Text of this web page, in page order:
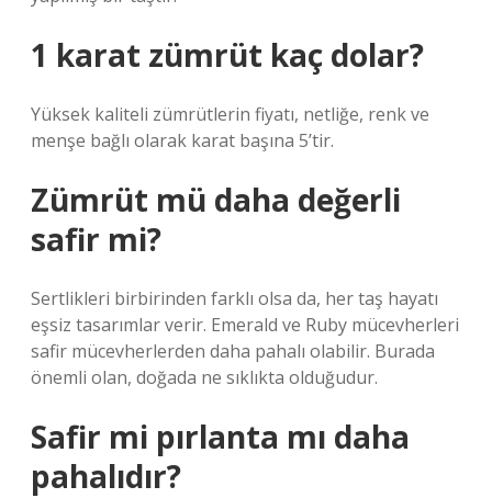
1 karat zümrüt kaç dolar?
Yüksek kaliteli zümrütlerin fiyatı, netliğe, renk ve
menşe bağlı olarak karat başına 5’tir.
Zümrüt mü daha değerli
safir mi?
Sertlikleri birbirinden farklı olsa da, her taş hayatı
eşsiz tasarımlar verir. Emerald ve Ruby mücevherleri
safir mücevherlerden daha pahalı olabilir. Burada
önemli olan, doğada ne sıklıkta olduğudur.
Safir mi pırlanta mı daha
pahalıdır?